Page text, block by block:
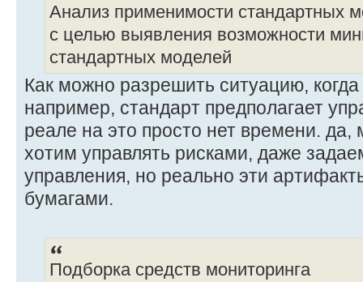
Анализ применимости стандартных
с целью выявления возможности
стандартных моделей
Как можно разрешить ситуацию,
например, стандарт предполагает
реале на это просто нет времени.
хотим управлять рисками, даже
управления, но реально эти
бумагами.
Подборка средств мониторинга